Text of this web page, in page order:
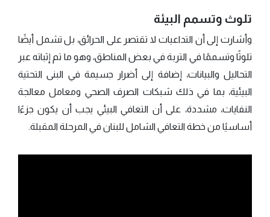
تلوث وتسمم البيئة
وأشارت إلى أن التداعيات لا تقتصر على الحرائق، بل تشمل أيضًا
تلوثًا وتسممًا في التربة في بعض المناطق، وهو ما تم إثباته عبر
التحاليل والبيانات، إضافة إلى أضرار جسيمة في البنى التحتية
البيئية، بما في ذلك شبكات الصرف الصحي ومعامل معالجة
النفايات، مشددة، على أن التعافي البيئي يجب أن يكون جزءًا
أساسيًا من خطة التعافي الشامل للبنان في المرحلة المقبلة.